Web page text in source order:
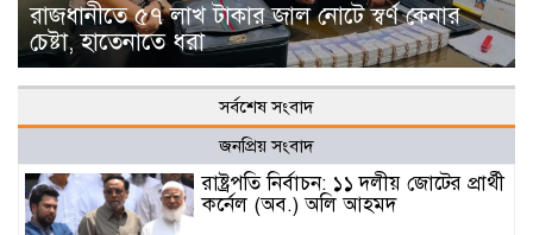
রাজধানীতে ৫৭ লাখ টাকার জাল নোটে স্বর্ণ কেনার
চেষ্টা, হাতেনাতে ধরা
সর্বশেষ সংবাদ
জনপ্রিয় সংবাদ
রাষ্ট্রপতি নির্বাচন: ১১ দলীয় জোটের প্রার্থী
কর্নেল (অব.) অলি আহমদ